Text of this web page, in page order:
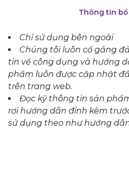
Thông tin
Chỉ sử dụng bên ngoài
Chúng tôi luôn cố gắng
tin về công dụng và hướng
phẩm luôn được cập nhật
trên trang web.
Đọc kỹ thông tin sản
rơi hướng dẫn đính kèm
sử dụng theo như hướng